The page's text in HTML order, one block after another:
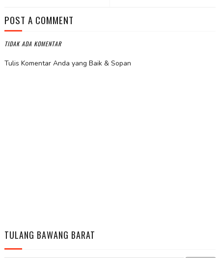
POST A COMMENT
TIDAK ADA KOMENTAR
Tulis Komentar Anda yang Baik & Sopan
TULANG BAWANG BARAT